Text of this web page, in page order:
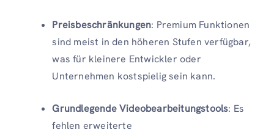
Preisbeschränkungen: Premium Funktionen
sind meist in den höheren Stufen verfügbar,
was für kleinere Entwickler oder
Unternehmen kostspielig sein kann.
Grundlegende Videobearbeitungstools: Es
fehlen erweiterte